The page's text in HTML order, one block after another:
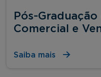
Pós-
Comercial e
Saiba mais